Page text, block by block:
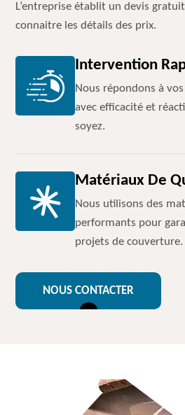
L’entreprise établit un devis
connaitre les détails des prix.
Intervention
Nous répondons à
avec efficacité et
soyez.
Matériaux De
Nous utilisons des
performants pour
projets de couverture.
NOUS CONTACTER